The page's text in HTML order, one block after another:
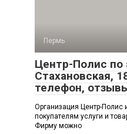
Пермь
Центр-Полис по
Стахановская,
телефон,
Организация Центр-
покупателям услуги и
Фирму можно